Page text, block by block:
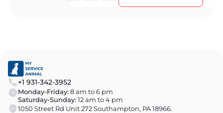
+1 931-342-3952
Monday-Friday:8 am to 6 pm
Saturday-Sunday:12 am to 4 pm
1050 Street Rd Unit 272 Southampton, PA 18966.